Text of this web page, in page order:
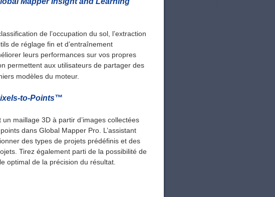
de l’occupation du sol, l’extraction
de réglage fin et d’entraînement
leurs performances sur vos propres
permettent aux utilisateurs de partager des
modèles du moteur.
to-Points™
maillage 3D à partir d’images collectées
dans Global Mapper Pro. L’assistant
des types de projets prédéfinis et des
Tirez également parti de la possibilité de
optimal de la précision du résultat.